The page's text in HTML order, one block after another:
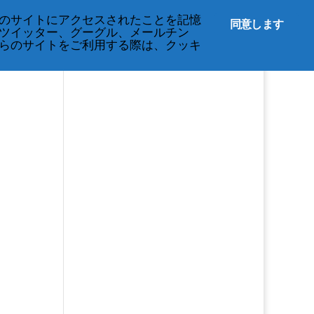
同意します
サイトにアクセスされたことを記憶
イッター、グーグル、メールチン
のサイトをご利用する際は、クッキ